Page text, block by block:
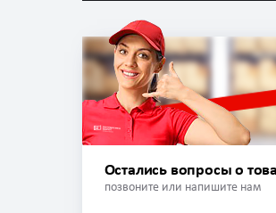
Остались вопросы о
позвоните или напишите нам